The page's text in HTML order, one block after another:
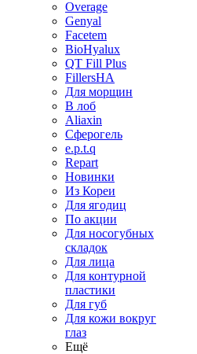
Overage
Genyal
Facetem
BioHyalux
QT Fill Plus
FillersHA
Для морщин
В лоб
Aliaxin
Сферогель
e.p.t.q
Repart
Новинки
Из Кореи
Для ягодиц
По акции
Для носогубных
складок
Для лица
Для контурной
пластики
Для губ
Для кожи вокруг
глаз
Ещё